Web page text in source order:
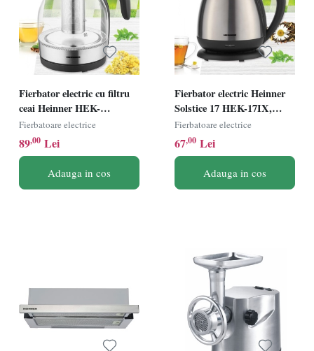
Fierbator electric cu filtru
ceai Heinner HEK-
TF2200GBK, 1850-2200W,
1.7L, Filtru detasabil,
Negru
Fierbatoare electrice
89,00 Lei
Adauga in cos
Fierbator electric Heinner
Solstice 17 HEK-17IX,
1850-2200W, 1.7L, Element
incalzire inox, Inox
Fierbatoare electrice
67,00 Lei
Adauga in cos